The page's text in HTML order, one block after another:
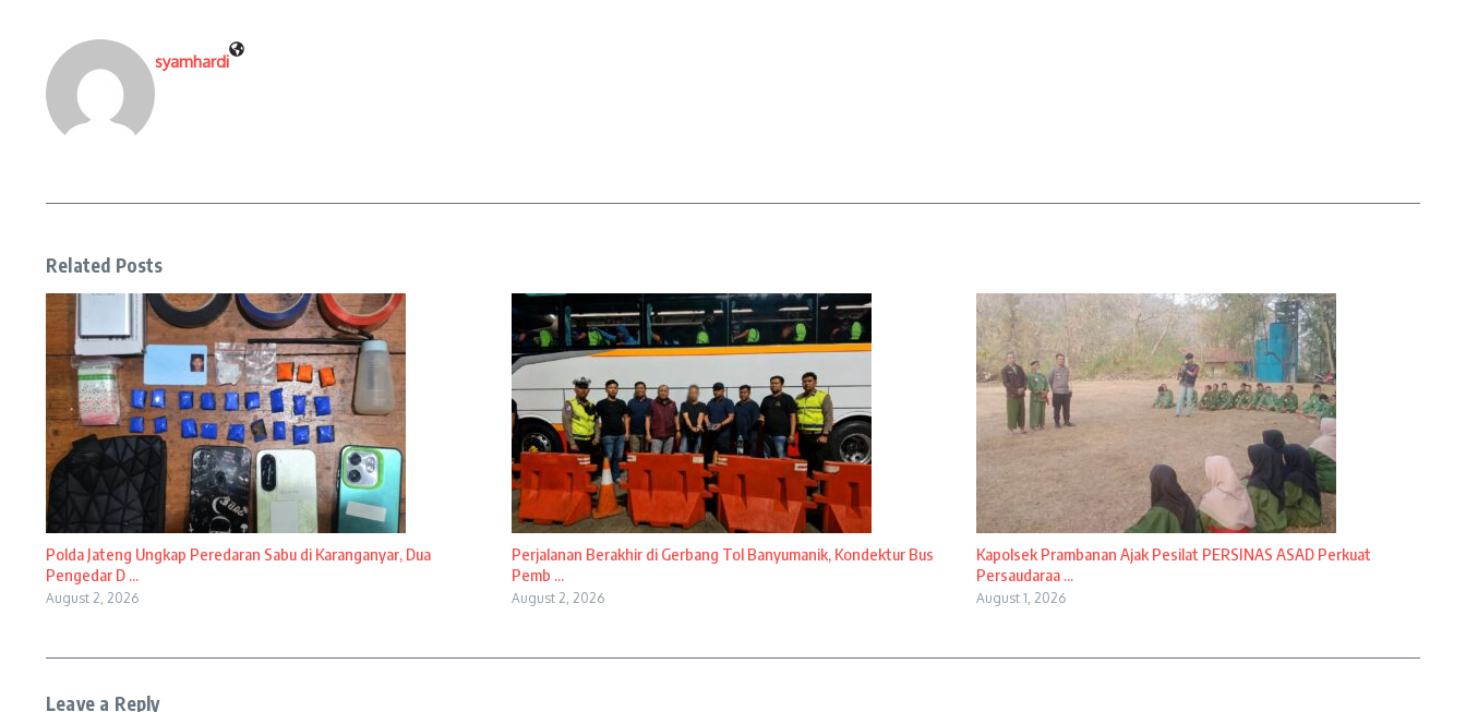
syamhardi
Related Posts
Polda Jateng Ungkap Peredaran Sabu di Karanganyar, Dua
Pengedar D ...
August 2, 2026
Perjalanan Berakhir di Gerbang Tol Banyumanik, Kondektur Bus
Pemb ...
August 2, 2026
Kapolsek Prambanan Ajak Pesilat PERSINAS ASAD Perkuat
Persaudaraa ...
August 1, 2026
Leave a Reply